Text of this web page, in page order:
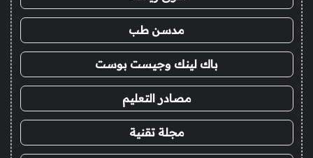
مدسن طب
باك لينك وجيست بوست
مصادر التعليم
مجلة تقنية